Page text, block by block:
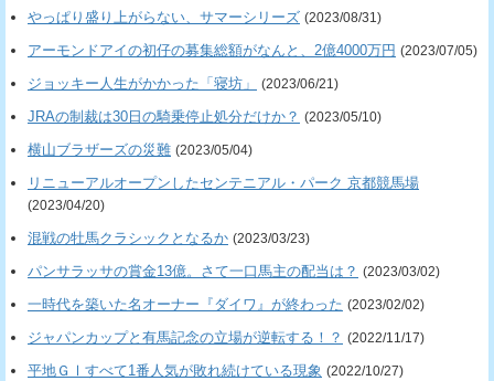
やっぱり盛り上がらない、サマーシリーズ (2023/08/31)
アーモンドアイの初仔の募集総額がなんと、2億4000万円 (2023/07/05)
ジョッキー人生がかかった「寝坊」 (2023/06/21)
JRAの制裁は30日の騎乗停止処分だけか？ (2023/05/10)
横山ブラザーズの災難 (2023/05/04)
リニューアルオープンしたセンテニアル・パーク 京都競馬場
(2023/04/20)
混戦の牡馬クラシックとなるか (2023/03/23)
パンサラッサの賞金13億。さて一口馬主の配当は？ (2023/03/02)
一時代を築いた名オーナー『ダイワ』が終わった (2023/02/02)
ジャパンカップと有馬記念の立場が逆転する！？ (2022/11/17)
平地ＧⅠすべて1番人気が敗れ続けている現象 (2022/10/27)